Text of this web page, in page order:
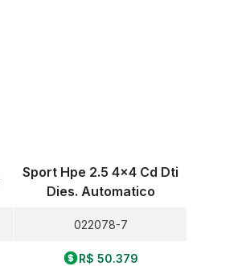
Sport Hpe 2.5 4x4 Cd Dti
Dies. Automatico
022078-7
R$ 50.379